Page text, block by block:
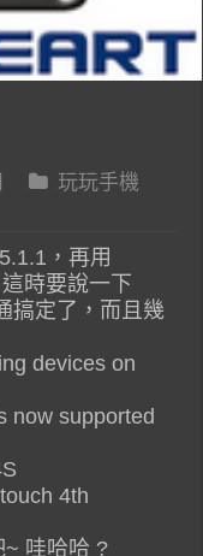
玩玩手機
，再用
時要說一下
搞定了，而且幾
devices on
now supported
4th
~ 哇哈哈 ?